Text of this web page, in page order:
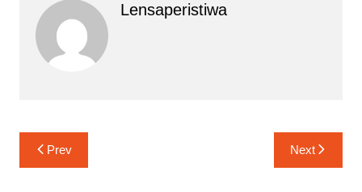
Lensaperistiwa
Navigasi
pos
Prev Next